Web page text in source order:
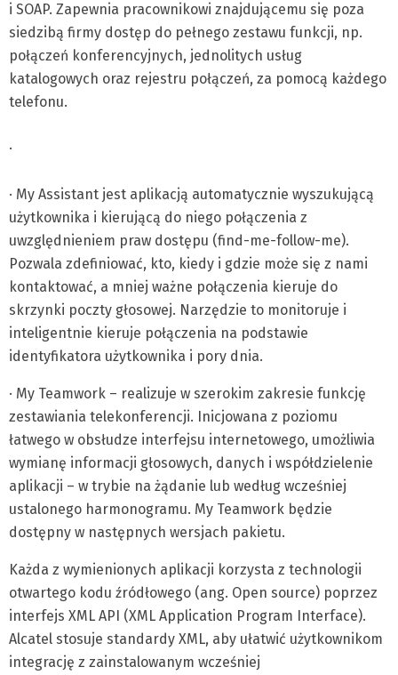
i SOAP. Zapewnia pracownikowi znajdującemu się poza
siedzibą firmy dostęp do pełnego zestawu funkcji, np.
połączeń konferencyjnych, jednolitych usług
katalogowych oraz rejestru połączeń, za pomocą każdego
telefonu.
·
· My Assistant jest aplikacją automatycznie wyszukującą
użytkownika i kierującą do niego połączenia z
uwzględnieniem praw dostępu (find-me-follow-me).
Pozwala zdefiniować, kto, kiedy i gdzie może się z nami
kontaktować, a mniej ważne połączenia kieruje do
skrzynki poczty głosowej. Narzędzie to monitoruje i
inteligentnie kieruje połączenia na podstawie
identyfikatora użytkownika i pory dnia.
· My Teamwork – realizuje w szerokim zakresie funkcję
zestawiania telekonferencji. Inicjowana z poziomu
łatwego w obsłudze interfejsu internetowego, umożliwia
wymianę informacji głosowych, danych i współdzielenie
aplikacji – w trybie na żądanie lub według wcześniej
ustalonego harmonogramu. My Teamwork będzie
dostępny w następnych wersjach pakietu.
Każda z wymienionych aplikacji korzysta z technologii
otwartego kodu źródłowego (ang. Open source) poprzez
interfejs XML API (XML Application Program Interface).
Alcatel stosuje standardy XML, aby ułatwić użytkownikom
integrację z zainstalowanym wcześniej